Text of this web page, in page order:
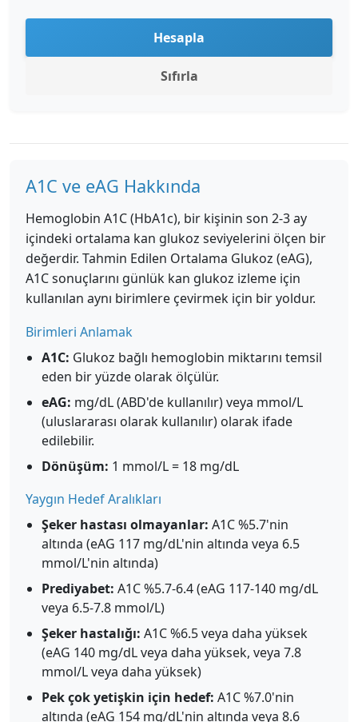
Hesapla
Sıfırla
A1C ve eAG Hakkında
Hemoglobin A1C (HbA1c), bir kişinin son 2-3 ay
içindeki ortalama kan glukoz seviyelerini ölçen bir
değerdir. Tahmin Edilen Ortalama Glukoz (eAG),
A1C sonuçlarını günlük kan glukoz izleme için
kullanılan aynı birimlere çevirmek için bir yoldur.
Birimleri Anlamak
A1C: Glukoz bağlı hemoglobin miktarını temsil
eden bir yüzde olarak ölçülür.
eAG: mg/dL (ABD'de kullanılır) veya mmol/L
(uluslararası olarak kullanılır) olarak ifade
edilebilir.
Dönüşüm: 1 mmol/L = 18 mg/dL
Yaygın Hedef Aralıkları
Şeker hastası olmayanlar: A1C %5.7'nin
altında (eAG 117 mg/dL'nin altında veya 6.5
mmol/L'nin altında)
Prediyabet: A1C %5.7-6.4 (eAG 117-140 mg/dL
veya 6.5-7.8 mmol/L)
Şeker hastalığı: A1C %6.5 veya daha yüksek
(eAG 140 mg/dL veya daha yüksek, veya 7.8
mmol/L veya daha yüksek)
Pek çok yetişkin için hedef: A1C %7.0'nin
altında (eAG 154 mg/dL'nin altında veya 8.6